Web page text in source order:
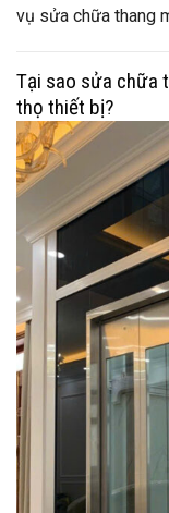
vụ sửa chữa thang
Tại sao sửa chữa
thọ thiết bị?